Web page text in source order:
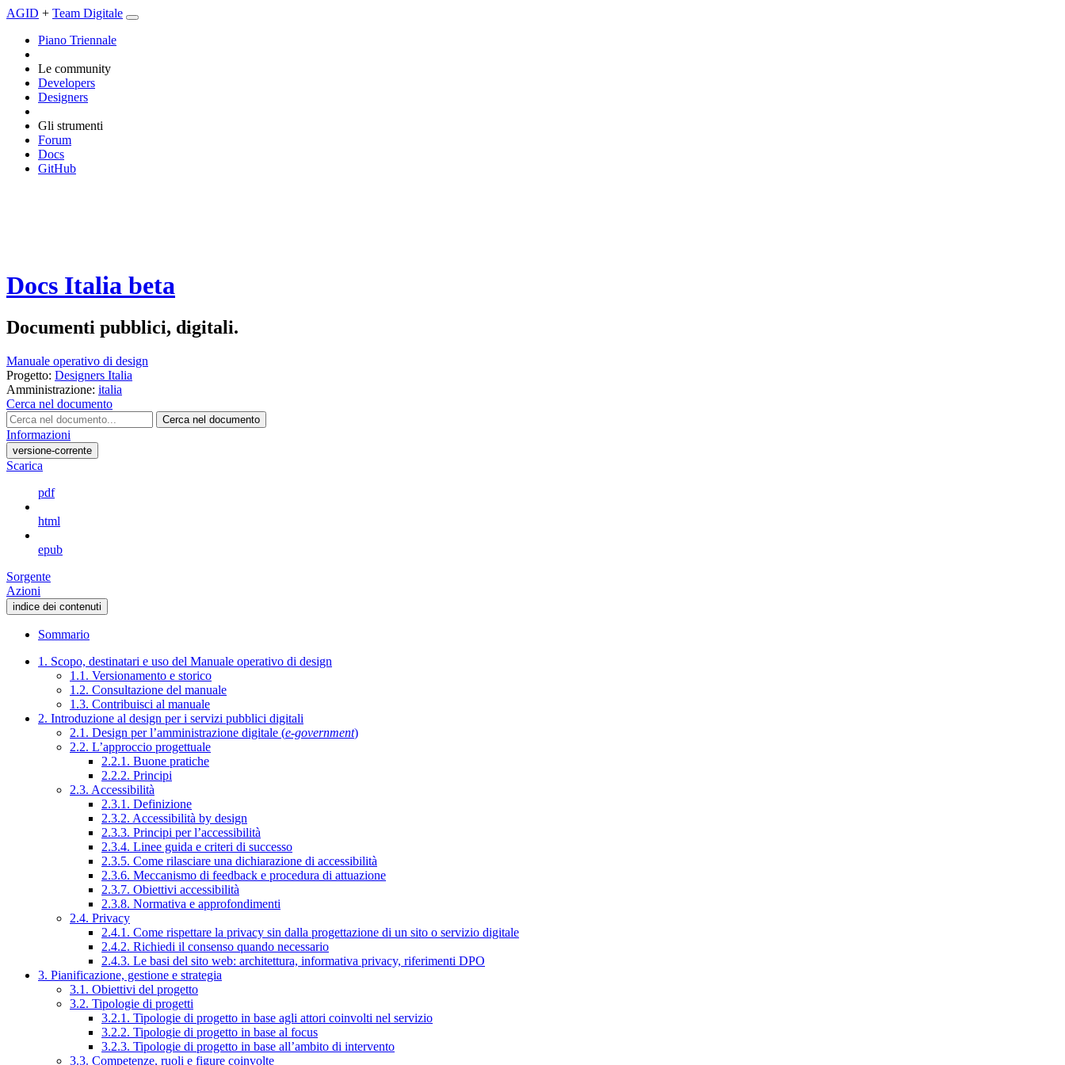
AGID + Team Digitale
Piano Triennale
Le community
Developers
Designers
Gli strumenti
Forum
Docs
GitHub
Docs Italia beta
Documenti pubblici, digitali.
Manuale operativo di design
Progetto: Designers Italia
Amministrazione: italia
Cerca nel documento
Cerca nel documento
Informazioni
versione-corrente
Scarica
pdf
html
epub
Sorgente
Azioni
indice dei contenuti
Sommario
1. Scopo, destinatari e uso del Manuale operativo di design
1.1. Versionamento e storico
1.2. Consultazione del manuale
1.3. Contribuisci al manuale
2. Introduzione al design per i servizi pubblici digitali
2.1. Design per l’amministrazione digitale (e-government)
2.2. L’approccio progettuale
2.2.1. Buone pratiche
2.2.2. Principi
2.3. Accessibilità
2.3.1. Definizione
2.3.2. Accessibilità by design
2.3.3. Principi per l’accessibilità
2.3.4. Linee guida e criteri di successo
2.3.5. Come rilasciare una dichiarazione di accessibilità
2.3.6. Meccanismo di feedback e procedura di attuazione
2.3.7. Obiettivi accessibilità
2.3.8. Normativa e approfondimenti
2.4. Privacy
2.4.1. Come rispettare la privacy sin dalla progettazione di un sito o servizio digitale
2.4.2. Richiedi il consenso quando necessario
2.4.3. Le basi del sito web: architettura, informativa privacy, riferimenti DPO
3. Pianificazione, gestione e strategia
3.1. Obiettivi del progetto
3.2. Tipologie di progetti
3.2.1. Tipologie di progetto in base agli attori coinvolti nel servizio
3.2.2. Tipologie di progetto in base al focus
3.2.3. Tipologie di progetto in base all’ambito di intervento
3.3. Competenze, ruoli e figure coinvolte